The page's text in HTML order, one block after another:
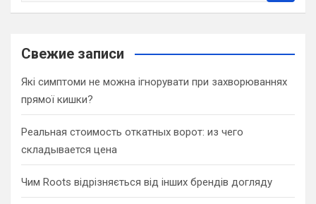
a
c
Свежие записи
Які симптоми не можна ігнорувати при захворюваннях
прямої кишки?
Реальная стоимость откатных ворот: из чего
складывается цена
Чим Roots відрізняється від інших брендів догляду